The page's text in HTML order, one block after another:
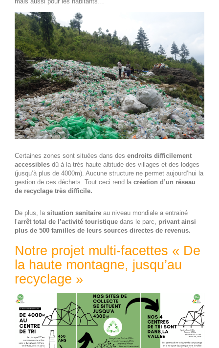
Certaines zones sont situées dans des endroits difficilement
accessibles dû à la très haute altitude des villages et des lodges
(jusqu’à plus de 4000m). Aucune structure ne permet aujourd’hui la
gestion de ces déchets. Tout ceci rend la création d’un réseau
de recyclage très difficile.
De plus, la situation sanitaire au niveau mondiale a entrainé
l’arrêt total de l’activité touristique dans le parc, privant ainsi
plus de 500 familles de leurs sources directes de revenus.
Notre projet multi-facettes « De
la haute montagne, jusqu’au
recyclage »